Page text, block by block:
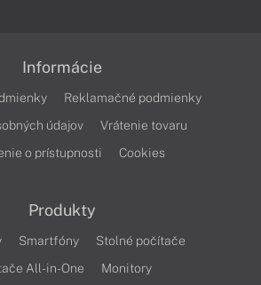
Informácie
Reklamačné podmienky
údajov
Vrátenie tovaru
o prístupnosti
Cookies
Produkty
Smartfóny
Stolné počítače
All-in-One
Monitory